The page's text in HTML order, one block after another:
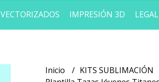
VECTORIZADOS IMPRESIÓN 3D
Inicio KITS SUBLIMACIÓN